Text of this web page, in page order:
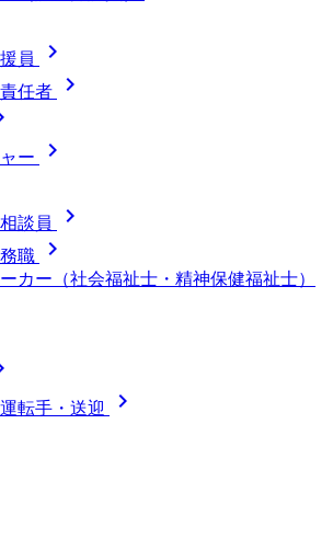
員 
任者 
ー 
談員 
職 
カー（社会福祉士・精神保健福祉士）
転手・送迎 